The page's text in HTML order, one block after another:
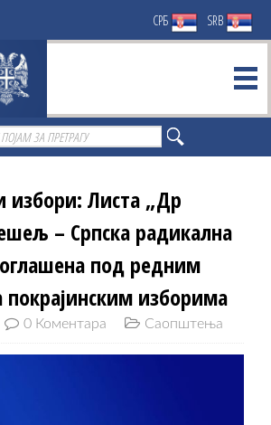
СРБ SRB
избори: Листа „Др
– Српска радикална
под редним
покрајинским изборима
0 Коментара Саопштења